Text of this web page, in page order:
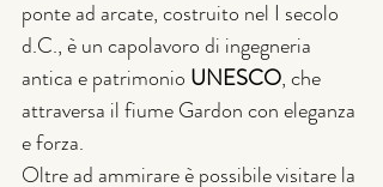
ponte ad arcate, costruito nel I secolo
d.C., è un capolavoro di ingegneria
antica e patrimonio UNESCO, che
attraversa il fiume Gardon con eleganza
e forza.
Oltre ad ammirare è possibile visitare la